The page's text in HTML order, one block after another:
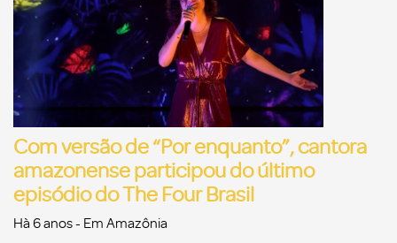
Com versão de “Por enquanto”, cantora
amazonense participou do último
episódio do The Four Brasil
Hà 6 anos- Em Amazônia